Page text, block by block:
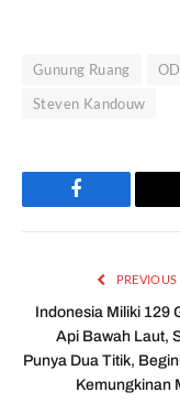
Gunung Ruang
Steven Kandouw
Facebook
Indonesia Miliki 129
Api Bawah Laut,
Punya Dua Titik,
Kemungkinan